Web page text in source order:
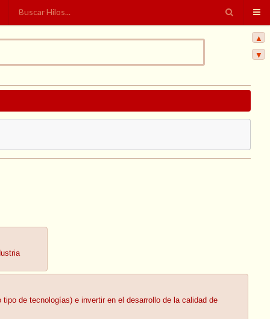
de tecnologías) e invertir en el desarrollo de la calidad de
▲
▼